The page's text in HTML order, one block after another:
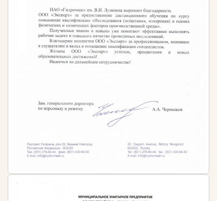
Специалистам любого профиля, желающим
получить новую профессию
Требования к образованию для работы в сфере
педагогической деятельности в высших учебных
сфере образования
дополнительное профессиональное
образование в сфере образования
Периодичность обучения:
По окончанию профессиональной переподготовки